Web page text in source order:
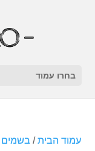
בחרו עמוד
עמוד הבית/בשמים